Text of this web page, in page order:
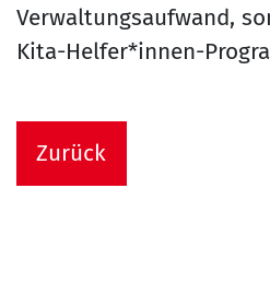
Verwaltungsaufwand,
Kita-Helfer*innen-
Zurück